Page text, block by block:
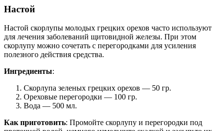
Настой
Настой скорлупы молодых грецких орехов часто используют
для лечения заболеваний щитовидной железы. При этом
скорлупу можно сочетать с перегородками для усиления
полезного действия средства.
Ингредиенты:
Скорлупа зеленых грецких орехов — 50 гр.
Ореховые перегородки — 100 гр.
Вода — 500 мл.
Как приготовить: Промойте скорлупу и перегородки под